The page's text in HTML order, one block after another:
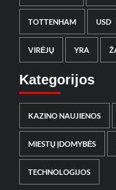
TOTTENHAM USD
VIRĖJŲ YRA
Kategorijos
KAZINO NAUJIENOS
MIESTŲ ĮDOMYBĖS
TECHNOLOGIJOS